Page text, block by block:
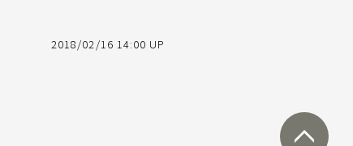
2018/02/16 14:00 UP